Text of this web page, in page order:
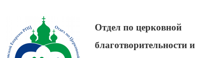
Отдел по церковной
благотворительности и